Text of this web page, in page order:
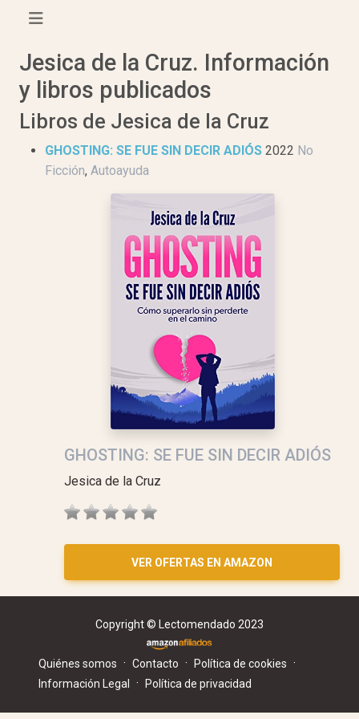
Jesica de la Cruz. Información
y libros publicados
Libros de Jesica de la Cruz
GHOSTING: SE FUE SIN DECIR ADIÓS 2022 No
Ficción, Autoayuda
GHOSTING: SE FUE SIN DECIR ADIÓS
Jesica de la Cruz
VER OFERTAS EN AMAZON
Copyright © Lectomendado 2023
Quiénes somos · Contacto · Política de cookies ·
Información Legal · Política de privacidad